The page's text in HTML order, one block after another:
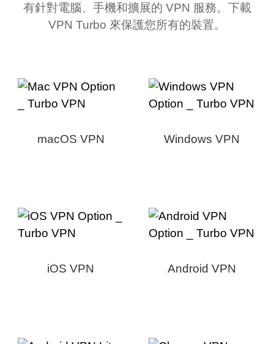
有針對電腦、手機和擴展的 VPN 服務。下載
VPN Turbo 來保護您所有的裝置。
macOS VPN Windows VPN
iOS VPN Android VPN